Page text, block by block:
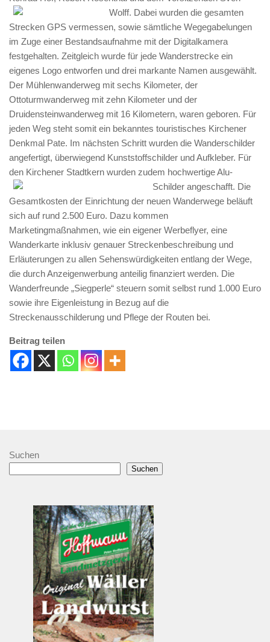
Wolff. Dabei wurden die gesamten
Strecken GPS vermessen, sowie sämtliche Wegegabelungen
im Zuge einer Bestandsaufnahme mit der Digitalkamera
festgehalten. Zeitgleich wurde für jede Wanderstrecke ein
eigenes Logo entworfen und drei markante Namen ausgewählt.
Der Mühlenwanderweg mit sechs Kilometer, der
Ottoturmwanderweg mit zehn Kilometer und der
Druidensteinwanderweg mit 16 Kilometern, waren geboren. Für
jeden Weg steht somit ein bekanntes touristisches Kirchener
Denkmal Pate. Im nächsten Schritt wurden die Wanderschilder
angefertigt, überwiegend Kunststoffschilder und Aufkleber. Für
den Kirchener Stadtkern wurden zudem hochwertige Alu-
Schilder angeschafft. Die
Gesamtkosten der Einrichtung der neuen Wanderwege beläuft
sich auf rund 2.500 Euro. Dazu kommen
Marketingmaßnahmen, wie ein eigener Werbeflyer, eine
Wanderkarte inklusiv genauer Streckenbeschreibung und
Erläuterungen zu allen Sehenswürdigkeiten entlang der Wege,
die durch Anzeigenwerbung anteilig finanziert werden. Die
Wanderfreunde „Siegperle“ steuern somit selbst rund 1.000 Euro
sowie ihre Eigenleistung in Bezug auf die
Streckenausschilderung und Pflege der Routen bei.
Beitrag teilen
Suchen
Suchen